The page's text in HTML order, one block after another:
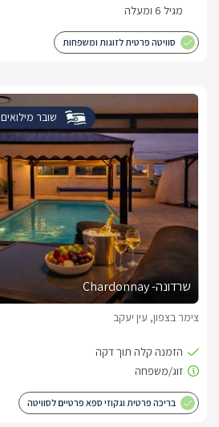
סוויטה פרטית לזוגות ומשפחות
שובר מילואים
שרדונה- Chardonnay
צימר בצפון, עין יעקב
בריכה פרטית וגקוזי ספא פרטיים לסוויטה